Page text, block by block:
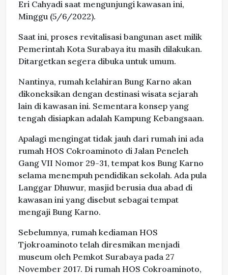
Eri Cahyadi saat mengunjungi kawasan ini,
Minggu (5/6/2022).
Saat ini, proses revitalisasi bangunan aset milik
Pemerintah Kota Surabaya itu masih dilakukan.
Ditargetkan segera dibuka untuk umum.
Nantinya, rumah kelahiran Bung Karno akan
dikoneksikan dengan destinasi wisata sejarah
lain di kawasan ini. Sementara konsep yang
tengah disiapkan adalah Kampung Kebangsaan.
Apalagi mengingat tidak jauh dari rumah ini ada
rumah HOS Cokroaminoto di Jalan Peneleh
Gang VII Nomor 29-31, tempat kos Bung Karno
selama menempuh pendidikan sekolah. Ada pula
Langgar Dhuwur, masjid berusia dua abad di
kawasan ini yang disebut sebagai tempat
mengaji Bung Karno.
Sebelumnya, rumah kediaman HOS
Tjokroaminoto telah diresmikan menjadi
museum oleh Pemkot Surabaya pada 27
November 2017. Di rumah HOS Cokroaminoto,